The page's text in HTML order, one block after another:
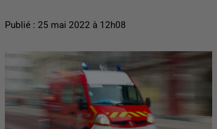
Publié : 25 mai 2022 à 12h08